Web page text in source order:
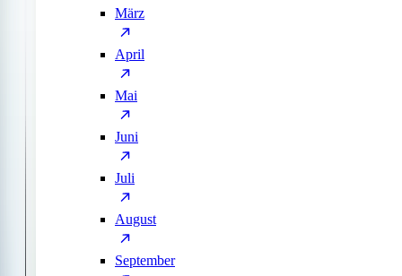
März
April
Mai
Juni
Juli
August
September